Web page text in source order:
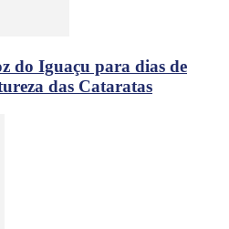
do Iguaçu para dias de
das Cataratas